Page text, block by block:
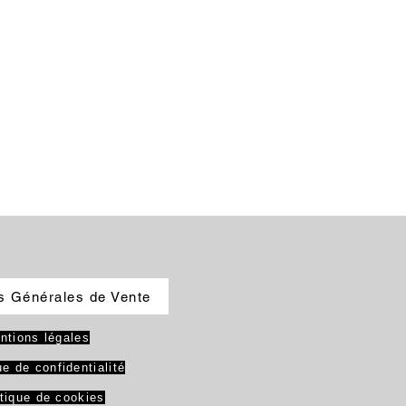
Générales de Vente
légales
de confidentialité
de cookies